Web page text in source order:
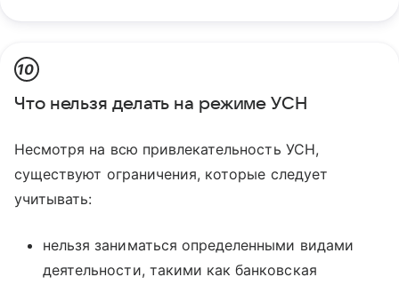
10
Что нельзя делать на режиме УСН
Несмотря на всю привлекательность УСН,
существуют ограничения, которые следует
учитывать:
нельзя заниматься определенными видами
деятельности, такими как банковская